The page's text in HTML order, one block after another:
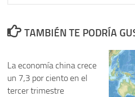
TAMBIÉN TE PODRÍA
La economía china crece
un 7,3 por ciento en el
tercer trimestre